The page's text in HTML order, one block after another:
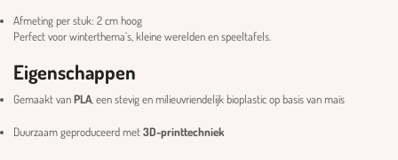
Afmeting per stuk: 2 cm hoog
Perfect voor winterthema’s, kleine werelden en speeltafels.
Eigenschappen
Gemaakt vanPLA, een stevig en milieuvriendelijk bioplastic op basis van maïs
Duurzaam geproduceerd met3D-printtechniek